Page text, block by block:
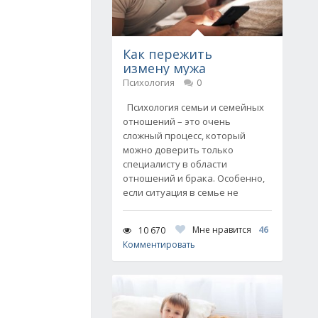
Как пережить
измену мужа
Психология
0
Психология семьи и семейных
отношений – это очень
сложный процесс, который
можно доверить только
специалисту в области
отношений и брака. Особенно,
если ситуация в семье не
10 670 Мне нравится
46
Комментировать